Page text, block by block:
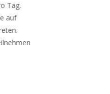
Tag.
auf